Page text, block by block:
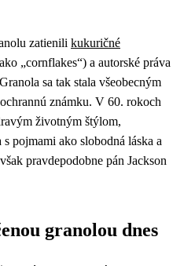
zatienili kukuričné
„cornflakes“) a autorské práva
sa tak stala všeobecným
známku. V 60. rokoch
životným štýlom,
pojmami ako slobodná láska a
pravdepodobne pán Jackson
granolou dnes